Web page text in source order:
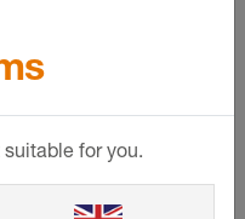
Schlüter-
DESIGNBASE-
for you.